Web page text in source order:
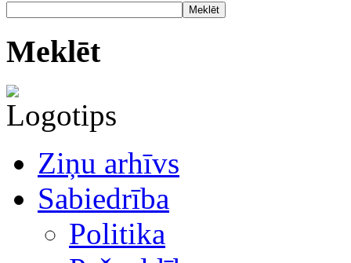
Meklēt
Meklēt
Ziņu arhīvs
Sabiedrība
Politika